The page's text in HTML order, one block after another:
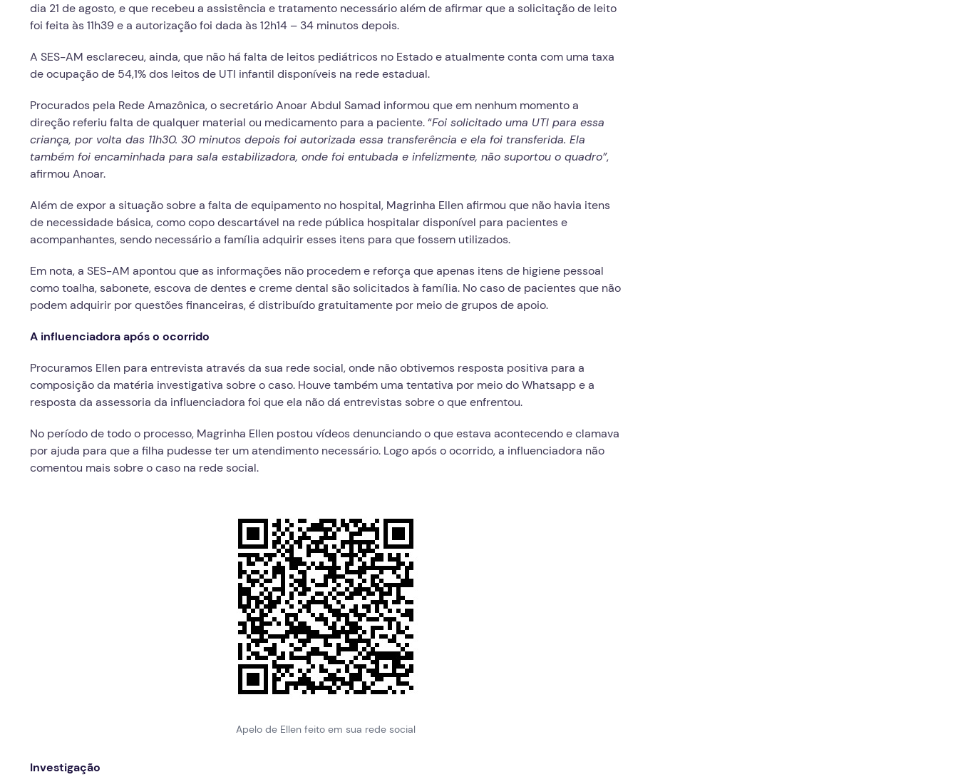
dia 21 de agosto, e que recebeu a assistência e tratamento necessário além de afirmar que a solicitação de leito
foi feita às 11h39 e a autorização foi dada às 12h14 – 34 minutos depois.
A SES-AM esclareceu, ainda, que não há falta de leitos pediátricos no Estado e atualmente conta com uma taxa
de ocupação de 54,1% dos leitos de UTI infantil disponíveis na rede estadual.
Procurados pela Rede Amazônica, o secretário Anoar Abdul Samad informou que em nenhum momento a
direção referiu falta de qualquer material ou medicamento para a paciente. “Foi solicitado uma UTI para essa
criança, por volta das 11h30. 30 minutos depois foi autorizada essa transferência e ela foi transferida. Ela
também foi encaminhada para sala estabilizadora, onde foi entubada e infelizmente, não suportou o quadro”,
afirmou Anoar.
Além de expor a situação sobre a falta de equipamento no hospital, Magrinha Ellen afirmou que não havia itens
de necessidade básica, como copo descartável na rede pública hospitalar disponível para pacientes e
acompanhantes, sendo necessário a família adquirir esses itens para que fossem utilizados.
Em nota, a SES-AM apontou que as informações não procedem e reforça que apenas itens de higiene pessoal
como toalha, sabonete, escova de dentes e creme dental são solicitados à família. No caso de pacientes que não
podem adquirir por questões financeiras, é distribuído gratuitamente por meio de grupos de apoio.
A influenciadora após o ocorrido
Procuramos Ellen para entrevista através da sua rede social, onde não obtivemos resposta positiva para a
composição da matéria investigativa sobre o caso. Houve também uma tentativa por meio do Whatsapp e a
resposta da assessoria da influenciadora foi que ela não dá entrevistas sobre o que enfrentou.
No período de todo o processo, Magrinha Ellen postou vídeos denunciando o que estava acontecendo e clamava
por ajuda para que a filha pudesse ter um atendimento necessário. Logo após o ocorrido, a influenciadora não
comentou mais sobre o caso na rede social.
Apelo de Ellen feito em sua rede social
Investigação